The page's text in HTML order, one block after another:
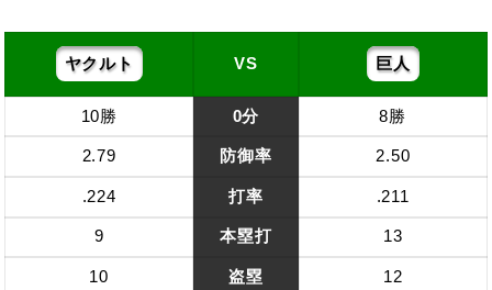
ヤクルト
10勝
2.79
.224
9
10
VS
0分
防御率
打率
本塁打
盗塁
巨人
8勝
2.50
.211
13
12